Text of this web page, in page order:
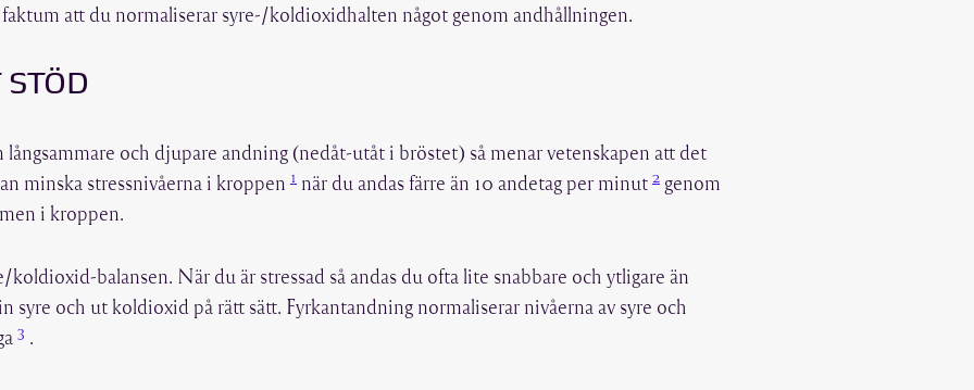
att du normaliserar syre-/koldioxidhalten något genom andhållningen.
långsammare och djupare andning (nedåt-utåt i bröstet) så menar vetenskapen att det
minska stressnivåerna i kroppen 1 när du andas färre än 10 andetag per minut 2 genom
i kroppen.
koldioxid-balansen. När du är stressad så andas du ofta lite snabbare och ytligare än
syre och ut koldioxid på rätt sätt. Fyrkantandning normaliserar nivåerna av syre och
3 .